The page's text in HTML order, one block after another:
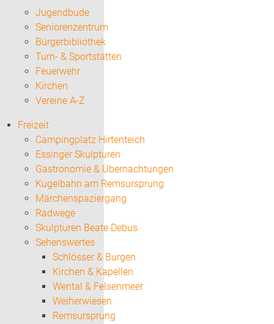
Jugendbude
Seniorenzentrum
Bürgerbibliothek
Turn- & Sportstätten
Feuerwehr
Kirchen
Vereine A-Z
Freizeit
Campingplatz Hirtenteich
Essinger Skulpturen
Gastronomie & Übernachtungen
Kugelbahn am Remsursprung
Märchenspaziergang
Radwege
Skulpturen Beate Debus
Sehenswertes
Schlösser & Burgen
Kirchen & Kapellen
Wental & Felsenmeer
Weiherwiesen
Remsursprung